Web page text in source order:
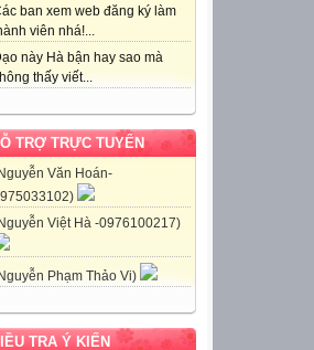
ban xem web đăng ký làm
viên nhá!...
này Hà bận hay sao mà
thấy viết...
TRỢ TRỰC TUYẾN
Văn Hoán-
Việt Hà -0976100217)
Phạm Thảo Vi)
TRA Ý KIẾN